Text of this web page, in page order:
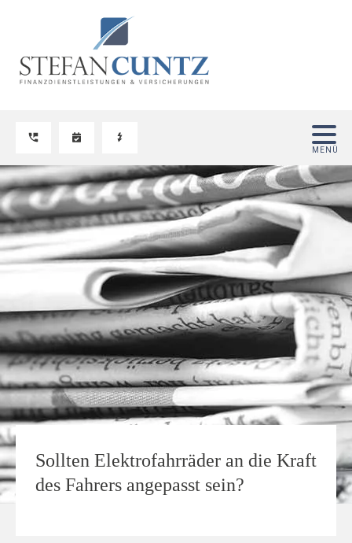
Sollten Elektrofahrräder an die Kraft
des Fahrers angepasst sein?